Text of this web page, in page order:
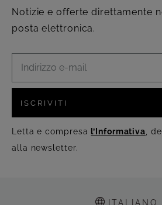
Notizie e offerte direttamente
posta elettronica.
ISCRIVITI
Letta e compresa l’Informativa ,
alla newsletter.
ITALIANO